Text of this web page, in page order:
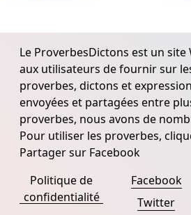
Le ProverbesDictons est un
aux utilisateurs de fournir sur
proverbes, dictons et
envoyées et partagées entre
proverbes, nous avons de
Pour utiliser les proverbes,
Partager sur Facebook
Politique de
confidentialité
Facebook
Twitter